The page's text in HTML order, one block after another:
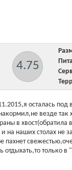
4.75
осталась
везде
в
на наших столах не
пахнет
отдыхать,то только